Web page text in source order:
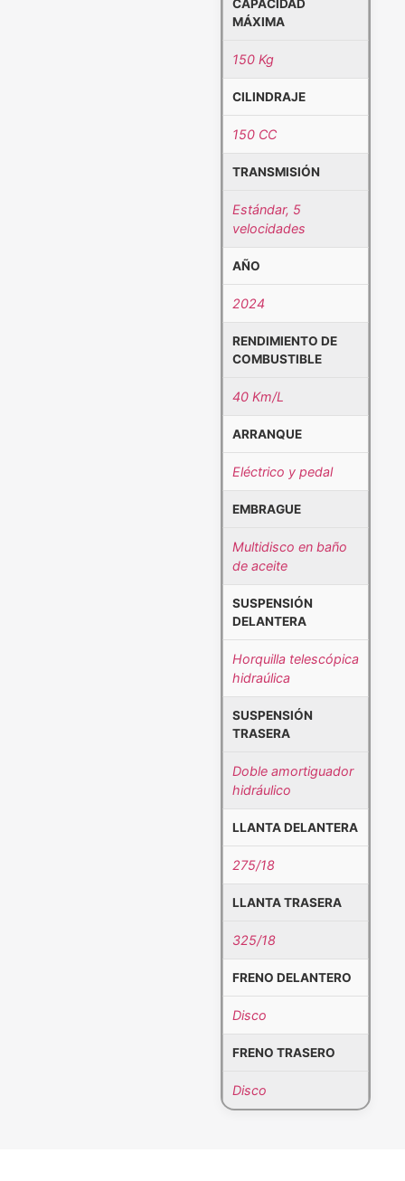
CAPACIDAD
MÁXIMA
150 Kg
CILINDRAJE
150 CC
TRANSMISIÓN
Estándar, 5
velocidades
AÑO
2024
RENDIMIENTO DE
COMBUSTIBLE
40 Km/L
ARRANQUE
Eléctrico y pedal
EMBRAGUE
Multidisco en baño
de aceite
SUSPENSIÓN
DELANTERA
Horquilla telescópica
hidraúlica
SUSPENSIÓN
TRASERA
Doble amortiguador
hidráulico
LLANTA DELANTERA
275/18
LLANTA TRASERA
325/18
FRENO DELANTERO
Disco
FRENO TRASERO
Disco